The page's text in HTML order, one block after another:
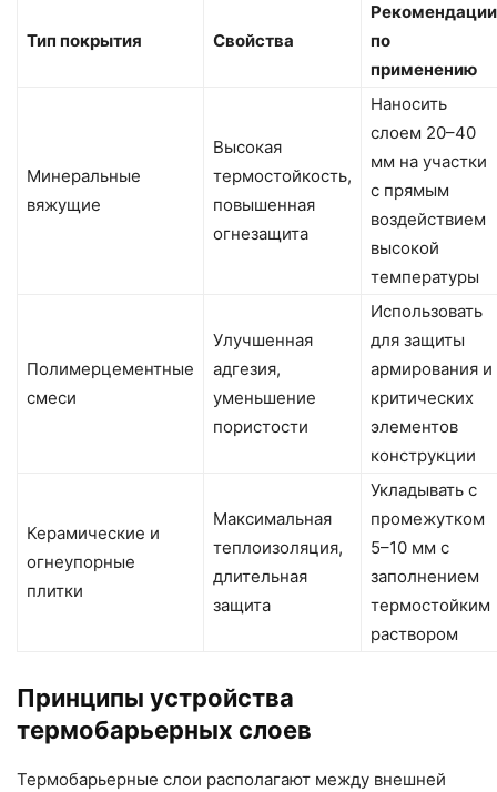
Тип покрытия Свойства
Рекомендации
по
применению
Минеральные
вяжущие
Высокая
термостойкость,
повышенная
огнезащита
Наносить
слоем 20–40
мм на участки
с прямым
воздействием
высокой
температуры
Полимерцементные
смеси
Улучшенная
адгезия,
уменьшение
пористости
Использовать
для защиты
армирования и
критических
элементов
конструкции
Керамические и
огнеупорные
плитки
Максимальная
теплоизоляция,
длительная
защита
Укладывать с
промежутком
5–10 мм с
заполнением
термостойким
раствором
Принципы устройства
термобарьерных слоев
Термобарьерные слои располагают между внешней